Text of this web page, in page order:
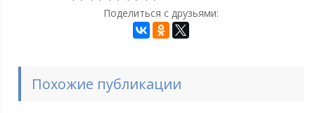
Поделиться с друзьями:
Похожие публикации